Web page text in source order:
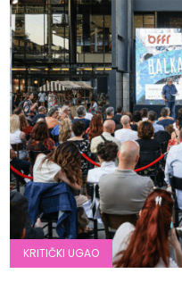
KRITIČKI UGAO